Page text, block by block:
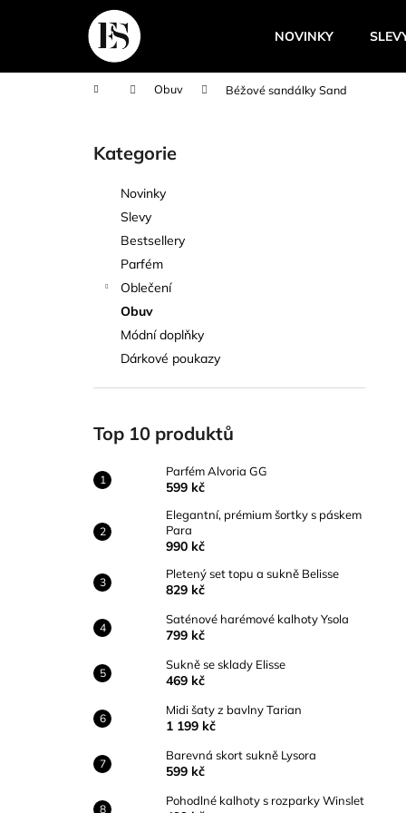
NOVINKY
Domů Obuv Béžové sandálky Sand
Přeskočit
kategorie
Kategorie
Novinky
Slevy
Bestsellery
Parfém
Oblečení
Obuv
Módní doplňky
Dárkové poukazy
Top 10 produktů
Parfém Alvoria GG
599 kč
Elegantní, prémium šortky s páskem
Para
990 kč
Pletený set topu a sukně Belisse
829 kč
Saténové harémové kalhoty Ysola
799 kč
Sukně se sklady Elisse
469 kč
Midi šaty z bavlny Tarian
1 199 kč
Barevná skort sukně Lysora
599 kč
Pohodlné kalhoty s rozparky Winslet
í
Zpět
do
Zpět
do
599 kč